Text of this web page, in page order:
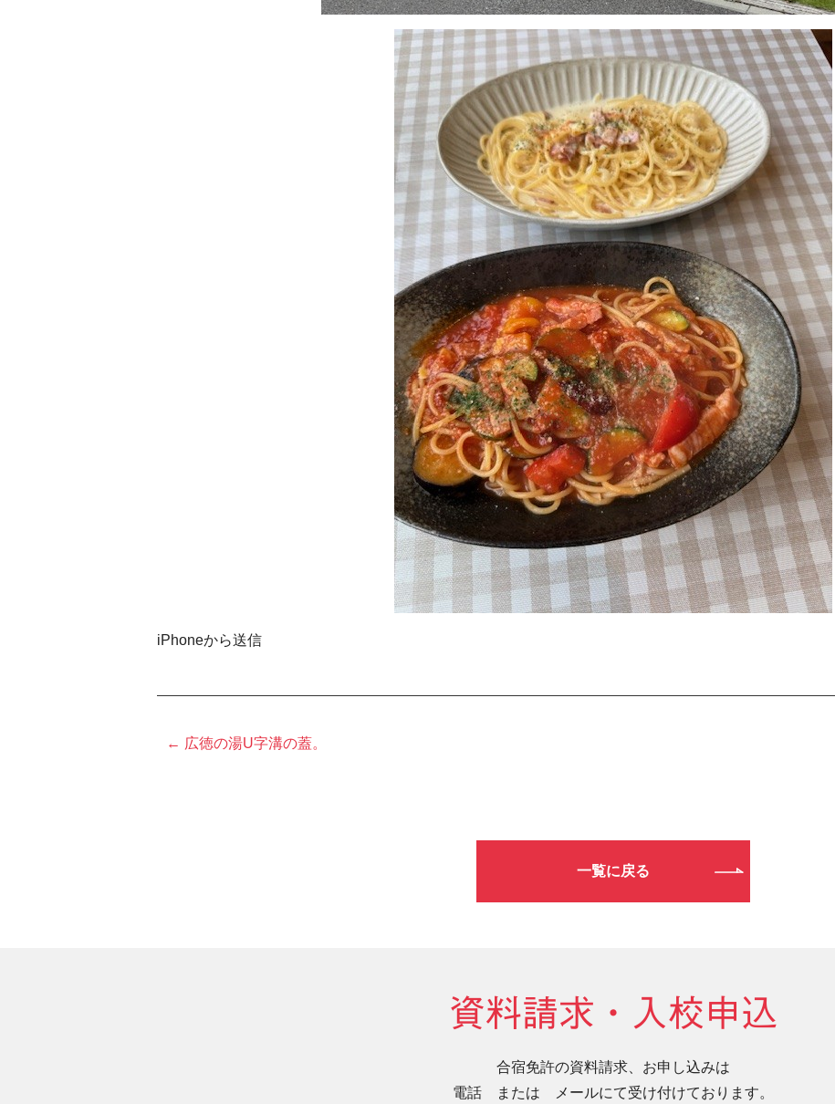
iPhoneから送信
← 広徳の湯U字溝の蓋。
一覧に戻る
資料請求・入校申込
合宿免許の資料請求、お申し込みは
電話 または メールにて受け付けております。